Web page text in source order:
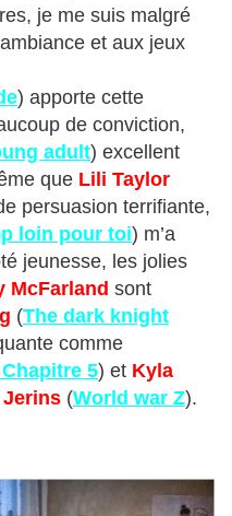
je me suis malgré
et aux jeux
) apporte cette
de conviction,
adult) excellent
que Lili Taylor
persuasion terrifiante,
loin pour toi) m’a
jeunesse, les jolies
McFarland sont
(The dark knight
comme
5) et Kyla
(World war Z).